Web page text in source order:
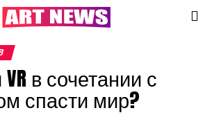
в сочетании с
спасти мир?